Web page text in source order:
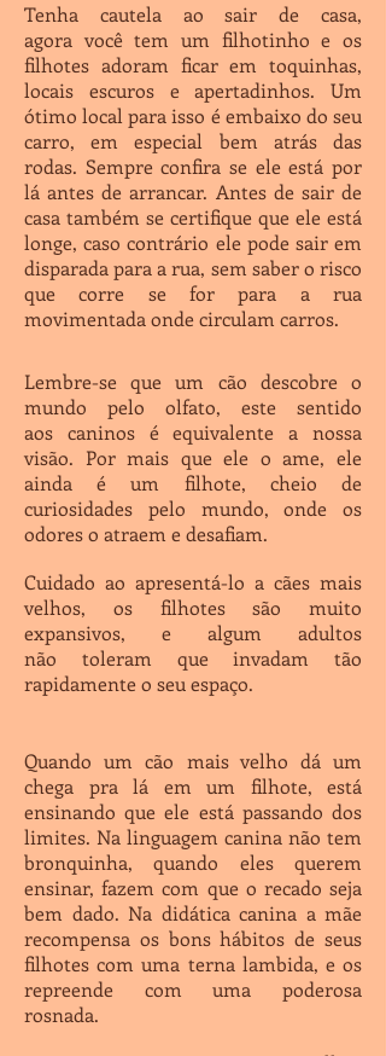
Tenha cautela ao sair de casa,
agora você tem um filhotinho e os
filhotes adoram ficar em toquinhas,
locais escuros e apertadinhos. Um
ótimo local para isso é embaixo do seu
carro, em especial bem atrás das
rodas. Sempre confira se ele está por
lá antes de arrancar. Antes de sair de
casa também se certifique que ele está
longe, caso contrário ele pode sair em
disparada para a rua, sem saber o risco
que corre se for para a rua
movimentada onde circulam carros.
Lembre-se que um cão descobre o
mundo pelo olfato, este sentido
aos caninos é equivalente a nossa
visão. Por mais que ele o ame, ele
ainda é um filhote, cheio de
curiosidades pelo mundo, onde os
odores o atraem e desafiam.
Cuidado ao apresentá-lo a cães mais
velhos, os filhotes são muito
expansivos, e algum adultos
não toleram que invadam tão
rapidamente o seu espaço.
Quando um cão mais velho dá um
chega pra lá em um filhote, está
ensinando que ele está passando dos
limites. Na linguagem canina não tem
bronquinha, quando eles querem
ensinar, fazem com que o recado seja
bem dado. Na didática canina a mãe
recompensa os bons hábitos de seus
filhotes com uma terna lambida, e os
repreende com uma poderosa
rosnada.